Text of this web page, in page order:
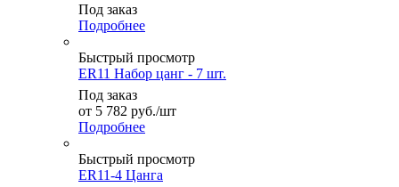
Под заказ
Подробнее
Быстрый просмотр
ER11 Набор цанг - 7 шт.
Под заказ
от 5 782 руб./шт
Подробнее
Быстрый просмотр
ER11-4 Цанга